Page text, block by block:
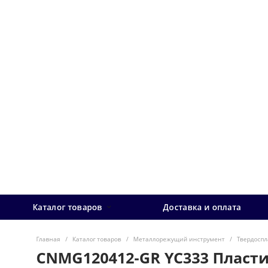
Каталог товаров Доставка и оплата
Главная / Каталог товаров / Металлорежущий инструмент /
CNMG120412-GR YC333